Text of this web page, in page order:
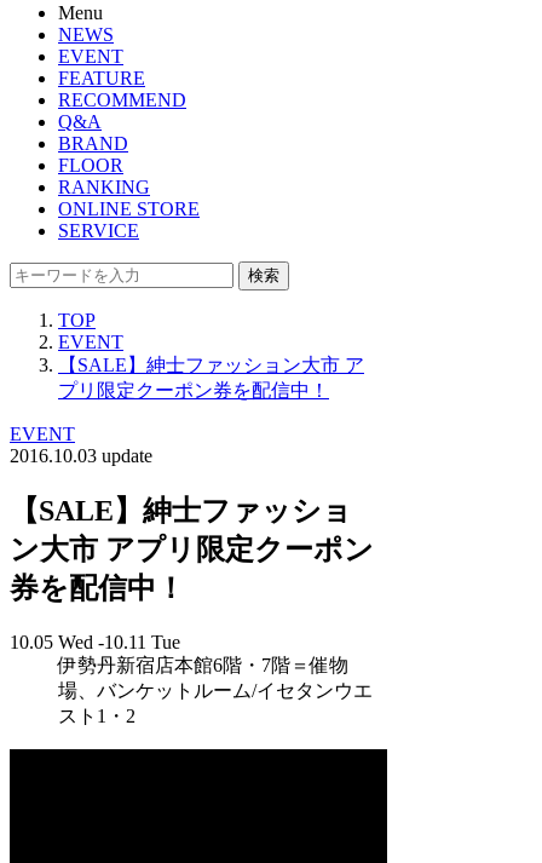
Menu
NEWS
EVENT
FEATURE
RECOMMEND
Q&A
BRAND
FLOOR
RANKING
ONLINE STORE
SERVICE
検索
TOP
EVENT
【SALE】紳士ファッション大市 ア
プリ限定クーポン券を配信中！
EVENT
2016.10.03 update
【SALE】紳士ファッショ
ン大市 アプリ限定クーポン
券を配信中！
10.05 Wed -10.11 Tue
伊勢丹新宿店本館6階・7階＝催物
場、バンケットルーム/イセタンウエ
スト1・2